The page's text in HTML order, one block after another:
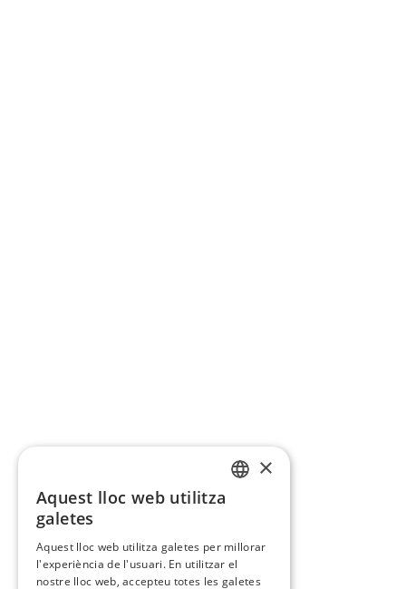
×
Aquest lloc web utilitza
galetes
Aquest lloc web utilitza galetes per millorar
l'experiència de l'usuari. En utilitzar el
nostre lloc web, accepteu totes les galetes